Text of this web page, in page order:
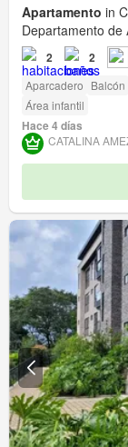
Apartamento in
Departamento de
2 2
Aparcadero Balcón
Área infantil
Hace 4 días
CATALINA